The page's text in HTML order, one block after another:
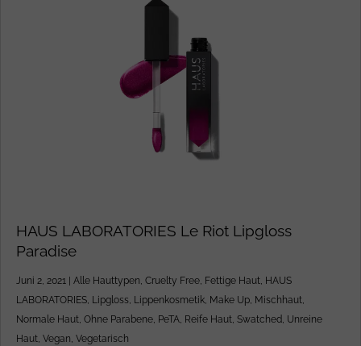
HAUS LABORATORIES Le Riot Lipgloss
Paradise
Juni 2, 2021 Alle Hauttypen, Cruelty Free, Fettige Haut, HAUS
LABORATORIES, Lipgloss, Lippenkosmetik, Make Up, Mischhaut,
Normale Haut, Ohne Parabene, PeTA, Reife Haut, Swatched, Unreine
Haut, Vegan, Vegetarisch